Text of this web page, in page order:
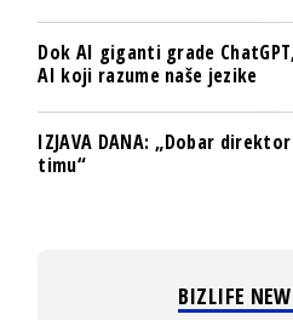
Dok AI giganti grade
AI koji razume naše jezike
IZJAVA DANA: „Dobar
timu“
BIZLIFE